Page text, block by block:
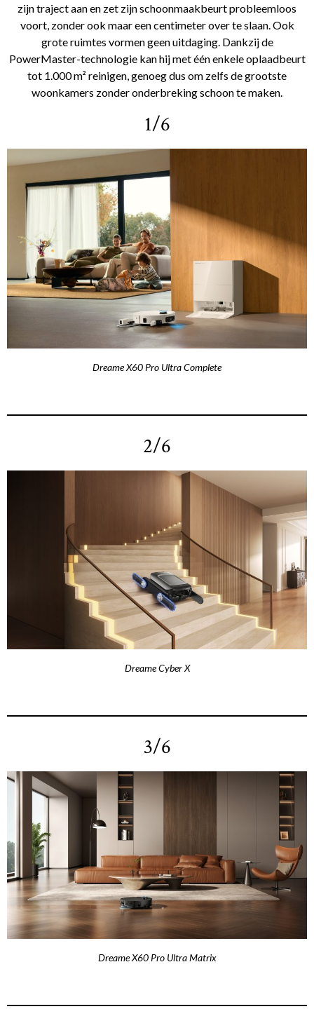
zijn traject aan en zet zijn schoonmaakbeurt probleemloos
voort, zonder ook maar een centimeter over te slaan. Ook
grote ruimtes vormen geen uitdaging. Dankzij de
PowerMaster-technologie kan hij met één enkele oplaadbeurt
tot 1.000 m² reinigen, genoeg dus om zelfs de grootste
woonkamers zonder onderbreking schoon te maken.
1/6
Dreame X60 Pro Ultra Complete
2/6
Dreame Cyber X
3/6
Dreame X60 Pro Ultra Matrix